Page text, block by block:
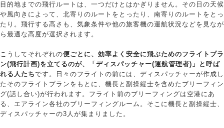
目的地までの飛行ルートは、一つだけとはかぎりません。その日の天候
や風向きによって、北寄りのルートをとったり、南寄りのルートをとっ
たり。飛行する高さも、気象条件や他の旅客機の運航状況などを見なが
ら最適な高度が選択されます。
こうしてそれぞれの便ごとに、効率よく安全に飛ぶためのフライトプラ
ン(飛行計画)を立てるのが、「ディスパッチャー(運航管理者)」と呼ば
れる人たちです。日々のフライトの前には、ディスパッチャーが作成し
たそのフライトプランをもとに、機長と副操縦士を含めたブリーフィン
グ(話し合い)が行われます。フライト前のブリーフィングは空港にあ
る、エアライン各社のブリーフィングルーム。そこに機長と副操縦士、
ディスパッチャーの3人が集まりました。